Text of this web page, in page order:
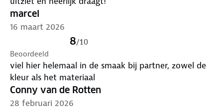
marcel
16 maart 2026
8/10
Beoordeeld
viel hier helemaal in de smaak bij partner, zowel de
kleur als het materiaal
Conny van de Rotten
28 februari 2026